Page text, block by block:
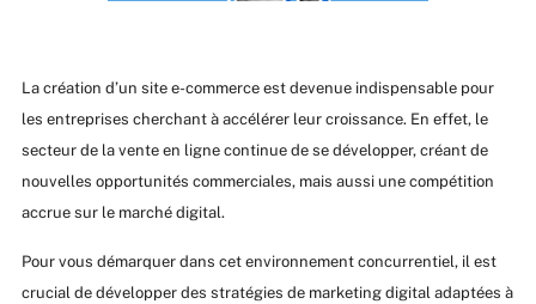
La création d’un site e-commerce est devenue indispensable pour
les entreprises cherchant à accélérer leur croissance. En effet, le
secteur de la vente en ligne continue de se développer, créant de
nouvelles opportunités commerciales, mais aussi une compétition
accrue sur le marché digital.
Pour vous démarquer dans cet environnement concurrentiel, il est
crucial de développer des stratégies de marketing digital adaptées à